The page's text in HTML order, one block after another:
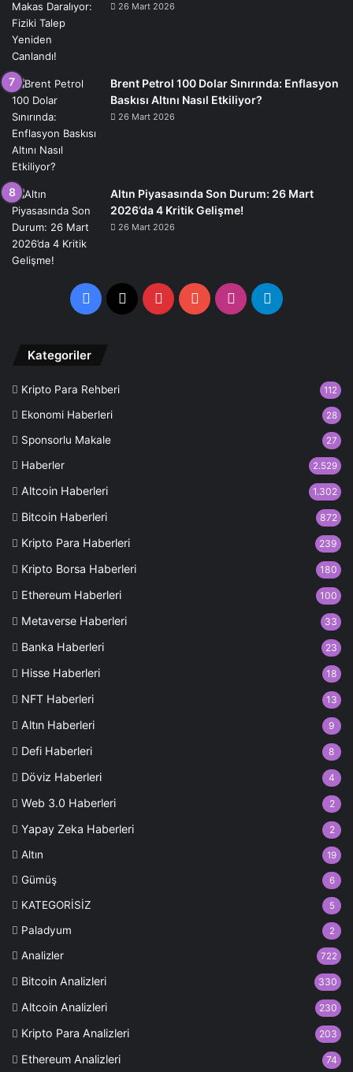
26 Mart 2026
Brent Petrol 100 Dolar Sınırında: Enflasyon
Baskısı Altını Nasıl Etkiliyor?
26 Mart 2026
Altın Piyasasında Son Durum: 26 Mart
2026’da 4 Kritik Gelişme!
26 Mart 2026
Facebook PinterestYouTubeInstagramTelegram
Kategoriler
Kripto Para Rehberi 112
Ekonomi Haberleri 28
Sponsorlu Makale 27
Haberler 2.529
Altcoin Haberleri 1.302
Bitcoin Haberleri 872
Kripto Para Haberleri 239
Kripto Borsa Haberleri 180
Ethereum Haberleri 100
Metaverse Haberleri 33
Banka Haberleri 23
Hisse Haberleri 18
NFT Haberleri 13
Altın Haberleri 9
Defi Haberleri 8
Döviz Haberleri 4
Web 3.0 Haberleri 2
Yapay Zeka Haberleri 2
Altın 19
Gümüş 6
KATEGORİSİZ 5
Paladyum 2
Analizler 722
Bitcoin Analizleri 330
Altcoin Analizleri 230
Kripto Para Analizleri 203
Ethereum Analizleri 74